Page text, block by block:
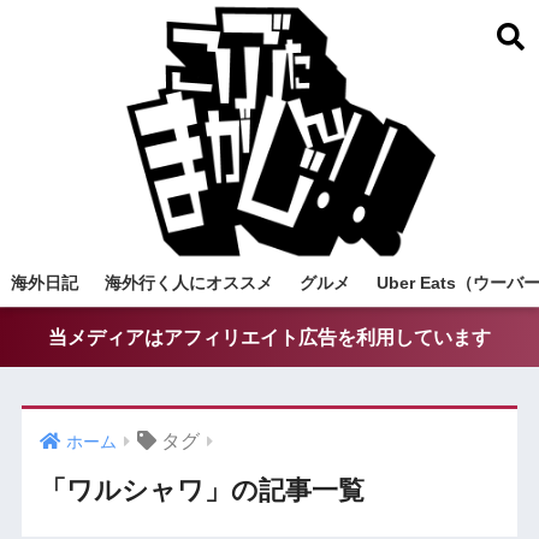
海外日記 海外行く人にオススメ グルメ Uber Eats（ウーバ
当メディアはアフィリエイト広告を利用しています
ホーム タグ
「ワルシャワ」の記事一覧